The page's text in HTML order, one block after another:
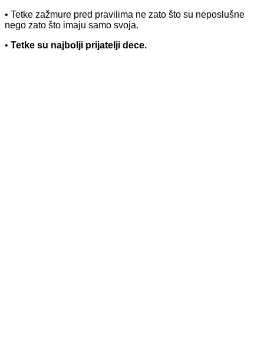
• Tetke zažmure pred pravilima ne zato što su neposlušne
nego zato što imaju samo svoja.
• Tetke su najbolji prijatelji dece.